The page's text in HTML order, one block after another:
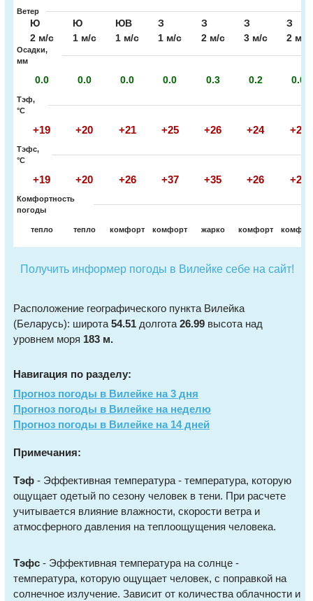
Ветер
Ю
2 м/с
Ю
1 м/с
ЮВ
1 м/с
З
1 м/с
З
2 м/с
З
3 м/с
З
2 м/с
Осадки,
мм
0.0 0.0 0.0 0.0 0.3 0.2 0.0
Тэф,
°C
+19 +20 +21 +25 +26 +24 +21
Тэфс,
°C
+19 +20 +26 +37 +35 +26 +21
Комфортность
погоды
тепло тепло комфорт комфорт жарко комфорт
Получить информер погоды в Вилейке себе на сайт!
Расположение географического пункта Вилейка
(Беларусь): широта 54.51 долгота 26.99 высота над
уровнем моря 183 м.
Навигация по разделу:
Прогноз погоды в Вилейке на 3 дня
Прогноз погоды в Вилейке на неделю
Прогноз погоды в Вилейке на 14 дней
Примечания:
Тэф - Эффективная температура - температура, которую
ощущает одетый по сезону человек в тени. При расчете
учитывается влияние влажности, скорости ветра и
атмосферного давления на теплоощущения человека.
Тэфс - Эффективная температура на солнце -
температура, которую ощущает человек, с поправкой на
солнечное излучение. Зависит от количества облачности и